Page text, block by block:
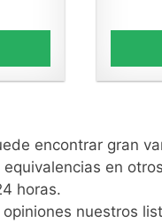
encontrar gran
en
horas.
nuestros